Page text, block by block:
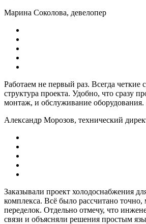
Марина Соколова, девелопер
Работаем не первый раз. Всегда четкие
структура проекта. Удобно, что сразу
монтаж, и обслуживание оборудования.
Александр Морозов, технический
Заказывали проект холодоснабжения
комплекса. Всё было рассчитано
переделок. Отдельно отмечу, что
связи и объясняли решения простым